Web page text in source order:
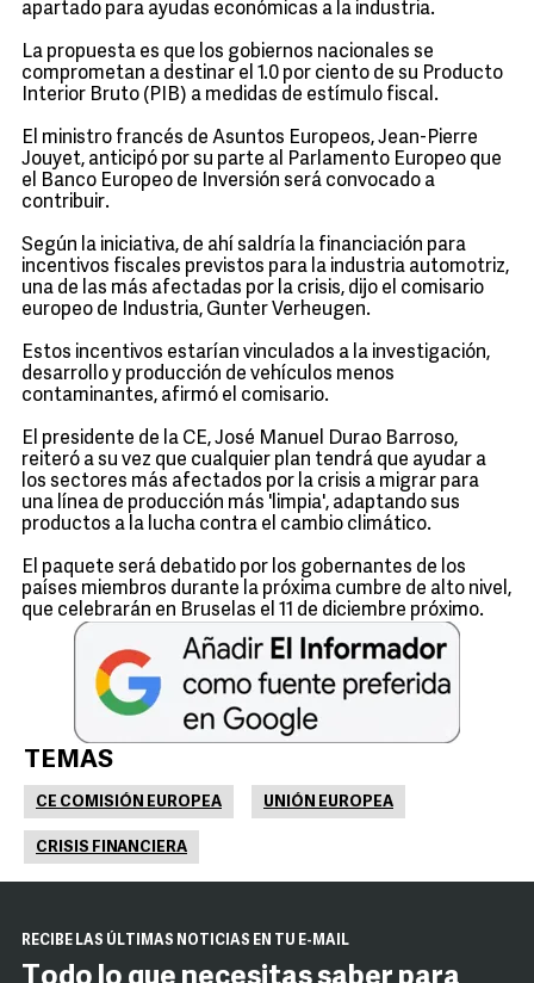
apartado para ayudas económicas a la industria.
La propuesta es que los gobiernos nacionales se
comprometan a destinar el 1.0 por ciento de su Producto
Interior Bruto (PIB) a medidas de estímulo fiscal.
El ministro francés de Asuntos Europeos, Jean-Pierre
Jouyet, anticipó por su parte al Parlamento Europeo que
el Banco Europeo de Inversión será convocado a
contribuir.
Según la iniciativa, de ahí saldría la financiación para
incentivos fiscales previstos para la industria automotriz,
una de las más afectadas por la crisis, dijo el comisario
europeo de Industria, Gunter Verheugen.
Estos incentivos estarían vinculados a la investigación,
desarrollo y producción de vehículos menos
contaminantes, afirmó el comisario.
El presidente de la CE, José Manuel Durao Barroso,
reiteró a su vez que cualquier plan tendrá que ayudar a
los sectores más afectados por la crisis a migrar para
una línea de producción más 'limpia', adaptando sus
productos a la lucha contra el cambio climático.
El paquete será debatido por los gobernantes de los
países miembros durante la próxima cumbre de alto nivel,
que celebrarán en Bruselas el 11 de diciembre próximo.
TEMAS
CE COMISIÓN EUROPEA UNIÓN EUROPEA
CRISIS FINANCIERA
RECIBE LAS ÚLTIMAS NOTICIAS EN TU E-MAIL